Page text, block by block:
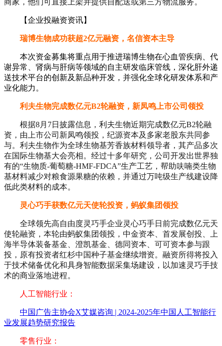
商家，他们可直接上架并提供自配送或第三方物流服务。
【企业投融资资讯】
瑞博生物成功获超2亿元融资，名信资本主导
本次资金募集将重点用于推进瑞博生物在心血管疾病、代
谢异常、肾病与肝病等领域的自主研发临床管线，深化肝外递
送技术平台的创新及新品种开发，并强化全球化研发体系和产
业化能力。
利夫生物完成数亿元B2轮融资，新凤鸣上市公司领投
根据8月7日披露信息，利夫生物近期完成数亿元B2轮融
资，由上市公司新凤鸣领投，纪源资本及多家老股东共同参
与。利夫生物作为全球生物基芳香族材料领导者，其产品多次
在国际生物基大会亮相。经过十多年研究，公司开发出世界独
有的“生物质-葡萄糖-HMF-FDCA”生产工艺，帮助呋喃类生物
基材料减少对粮食源果糖的依赖，并通过万吨级生产线建设降
低此类材料的成本。
灵心巧手获数亿元天使轮投资，蚂蚁集团领投​
全球领先高自由度灵巧手企业灵心巧手日前完成数亿元天
使轮融资，本轮由蚂蚁集团领投，中金资本、首发展创投、上
海半导体装备基金、澄凯基金、德同资本、可可资本参与跟
投，原有投资者红杉中国种子基金继续增资。融资所得将投入
于技术储备优化和具身智能数据采集场建设，以加速灵巧手技
术的商业落地进程。
人工智能行业：
中国广告主协会X艾媒咨询 | 2024-2025年中国人工智能行
业发展趋势研究报告
零售行业：